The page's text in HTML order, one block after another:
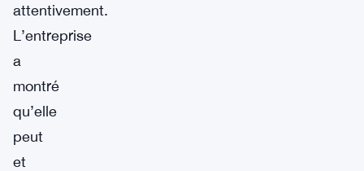
attentivement.
L’entreprise
a
montré
qu’elle
peut
et